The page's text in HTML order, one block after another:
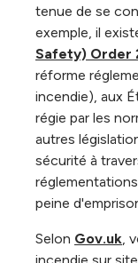
tenue de se
exemple, il
Safety) Order
réforme
incendie), aux
régie par les
autres
sécurité à
peine
Selon Gov.uk,